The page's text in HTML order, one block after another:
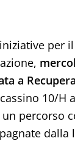
per il
a
10/H a
percorso